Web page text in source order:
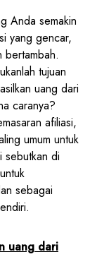
Anda semakin
yang gencar,
bertambah.
tujuan
uang dari
caranya?
afiliasi,
umum untuk
sebutkan di
sebagai
uang dari